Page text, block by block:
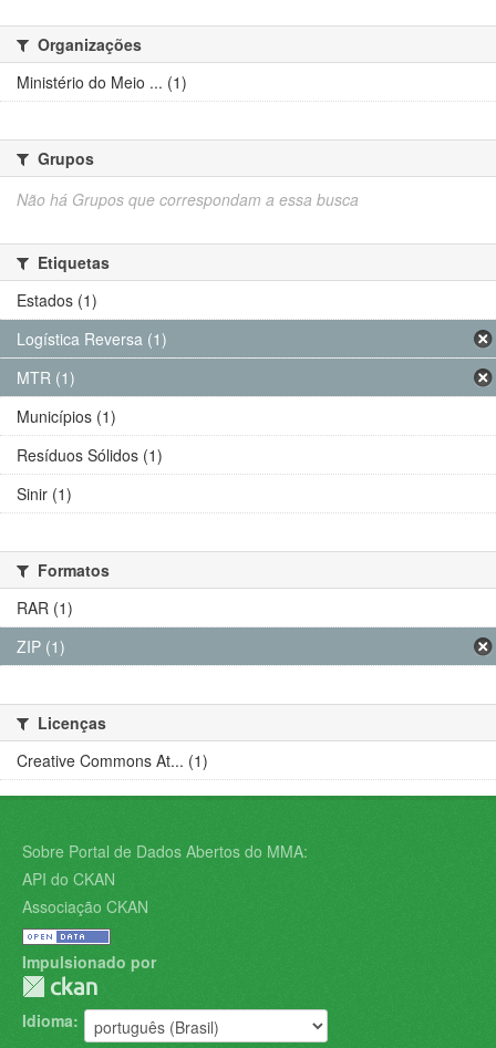
Organizações
Ministério do Meio ... (1)
Grupos
Não há Grupos que correspondam a essa busca
Etiquetas
Estados (1)
Logística Reversa (1)
MTR (1)
Municípios (1)
Resíduos Sólidos (1)
Sinir (1)
Formatos
RAR (1)
ZIP (1)
Licenças
Creative Commons At... (1)
Sobre Portal de Dados Abertos do MMA:
API do CKAN
Associação CKAN
Impulsionado por
Idioma